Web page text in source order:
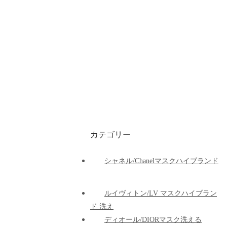
カテゴリー
シャネル/Chanelマスクハイブランド
ルイヴィトン/LV マスクハイブラン
ド 洗え
ディオール/DIORマスク洗える